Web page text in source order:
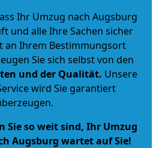
Ihr Umzug nach Augsburg
und alle Ihre Sachen sicher
an Ihrem Bestimmungsort
Sie sich selbst von den
und der Qualität. Unsere
wird Sie garantiert
Sie so weit sind, Ihr Umzug
Augsburg wartet auf Sie!